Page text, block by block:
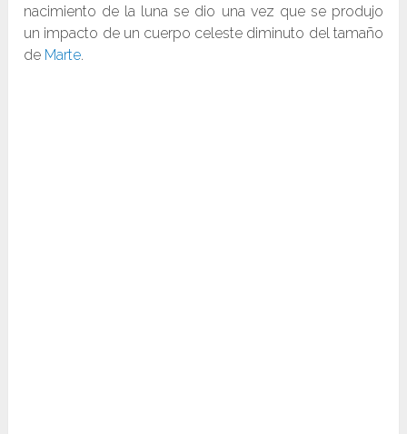
nacimiento de la luna se dio una vez que se produjo
un impacto de un cuerpo celeste diminuto del tamaño
de Marte.